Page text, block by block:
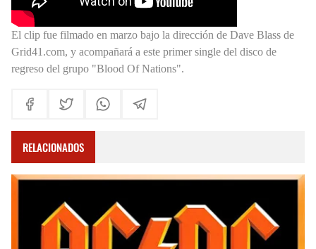
El clip fue filmado en marzo bajo la dirección de Dave Blass de
Grid41.com, y acompañará a este primer single del disco de
regreso del grupo "Blood Of Nations".
RELACIONADOS